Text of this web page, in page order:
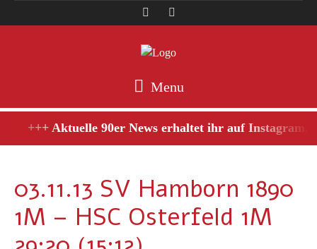
Menu
+++ Aktuelle 90er News erhaltet ihr auf Instagram,
03.11.13 SV Hamborn 1890
1M – HSC Osterfeld 1M